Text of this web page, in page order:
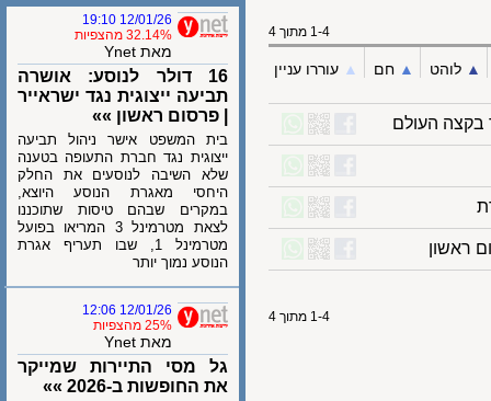
לוהט ▲︎ חם ▲︎ עוררו עניין
העולם
12/01/26 19:10
32.14% מהצפיות
מאת Ynet
16 דולר לנוסע: אושרה
תביעה ייצוגית נגד ישראייר
| פרסום ראשון »»
בית המשפט אישר ניהול תביעה
ייצוגית נגד חברת התעופה בטענה
שלא השיבה לנוסעים את החלק
היחסי מאגרת הנוסע היוצא,
במקרים שבהם טיסות שתוכננו
לצאת מטרמינל 3 המריאו בפועל
מטרמינל 1, שבו תעריף אגרת
הנוסע נמוך יותר
12/01/26 12:06
25% מהצפיות
מאת Ynet
גל מסי התיירות שמייקר
את החופשות ב-2026 »»